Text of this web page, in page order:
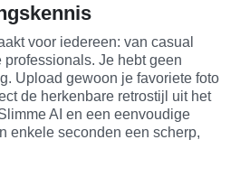
voor iedereen: van casual
Je hebt geen
Upload gewoon je favoriete foto
de herkenbare retrostijl uit het
AI en een eenvoudige
enkele seconden een scherp,